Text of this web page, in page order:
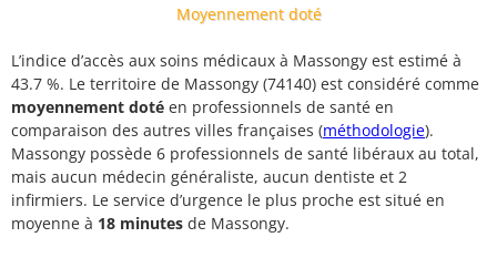
Moyennement doté
L’indice d’accès aux soins médicaux à Massongy est estimé à
43.7 %. Le territoire de Massongy (74140) est considéré comme
moyennement doté en professionnels de santé en
comparaison des autres villes françaises (méthodologie).
Massongy possède 6 professionnels de santé libéraux au total,
mais aucun médecin généraliste, aucun dentiste et 2
infirmiers. Le service d’urgence le plus proche est situé en
moyenne à 18 minutes de Massongy.